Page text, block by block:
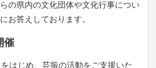
の県内の文化団体や文化行事につい
お答えしております。
催
はじめ、芸振の活動をご支援いた